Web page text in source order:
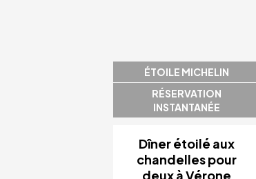
ÉTOILE MICHELIN
RÉSERVATION
INSTANTANÉE
Dîner étoilé aux
chandelles pour
deux à Vérone